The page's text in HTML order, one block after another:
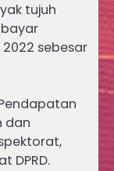
tujuh
bayar
sebesar
dan
DPRD.